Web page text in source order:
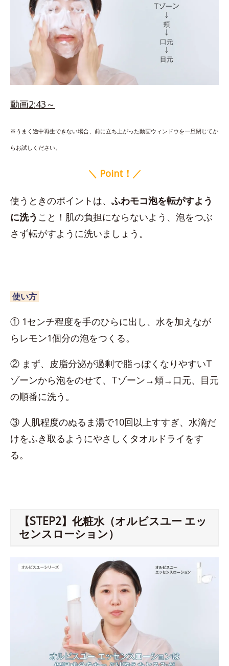
動画2:43～
※うまく途中再生できない場合、前に立ち上がった動画ウィンドウを一旦閉じてか
らお試しください。
＼ Point！／
使うときのポイントは、 ふわモコ泡を転がすよう
に洗う こと！肌の負担にならないよう、泡をつぶ
さず転がすように洗いましょう。
使い方
① 1センチ程度を手のひらに出し、水を加えなが
らレモン1個分の泡をつくる。
② まず、皮脂分泌が過剰で脂っぽくなりやすいT
ゾーンから泡をのせて、Tゾーン→頬→口元、目元
の順番に洗う。
③ 人肌程度のぬるま湯で10回以上すすぎ、水滴だ
けをふき取るようにやさしくタオルドライをす
る。
【STEP2】化粧水（オルビスユー エッ
センスローション）